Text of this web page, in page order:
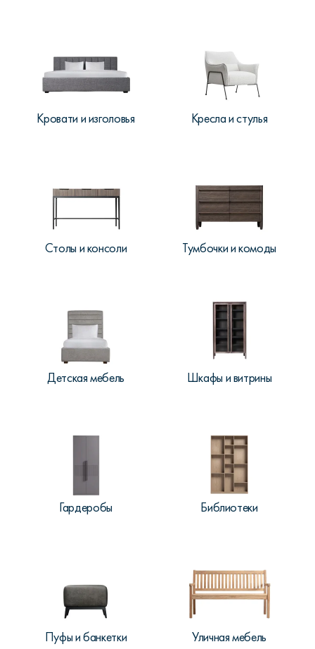
Кровати и изголовья Кресла и стулья
Столы и консоли Тумбочки и комоды
Детская мебель Шкафы и витрины
Гардеробы Библиотеки
Пуфы и банкетки Уличная мебель